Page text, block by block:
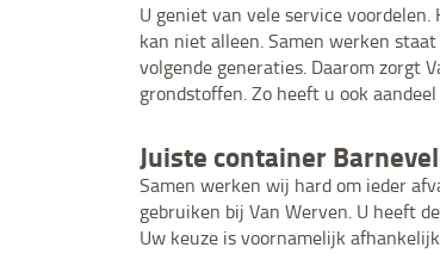
U geniet van vele service
kan niet alleen. Samen werken
volgende generaties. Daarom zorgt
grondstoffen. Zo heeft u ook
Juiste container
Samen werken wij hard om ieder
gebruiken bij Van Werven. U heeft
Uw keuze is voornamelijk